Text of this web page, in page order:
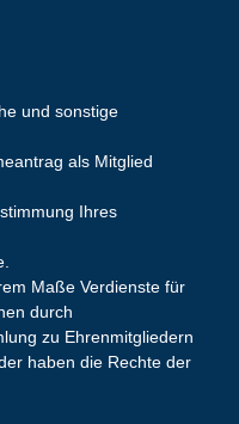
und sonstige
als Mitglied
Ihres
Maße Verdienste für
durch
zu Ehrenmitgliedern
haben die Rechte der